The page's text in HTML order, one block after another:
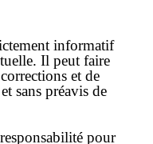
informatif
Il peut faire
et de
sans préavis de
pour